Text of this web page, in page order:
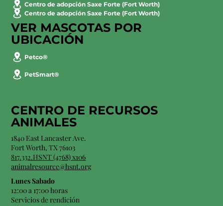
Centro de adopción Saxe Forte (Fort Worth)
Centro de adopción Saxe Forte (Fort Worth)
VER MASCOTAS POR
UBICACIÓN
Petco®
PetSmart®
CENTRO DE RECURSOS
ANIMALES
1840 East Lancaster Ave.
Fort Worth, TX 76103
817.332.HSNT (4768) x106
animalresource@hsnt.org
Lunes Sabado
12:00 a 17:00 horas
Servicios de rendición